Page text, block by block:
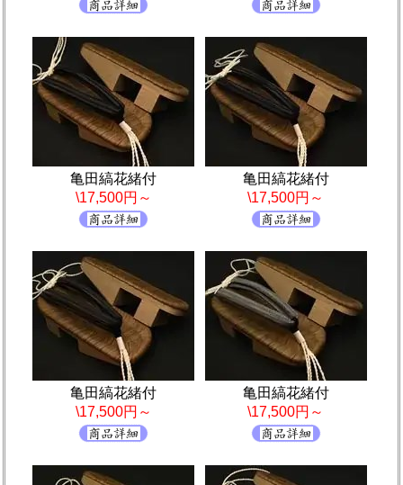
亀田縞花緒付
\17,500円～
亀田縞花緒付
\17,500円～
亀田縞花緒付
\17,500円～
亀田縞花緒付
\17,500円～